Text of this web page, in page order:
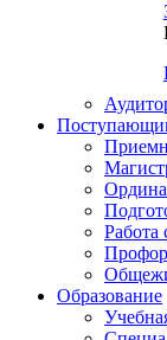
Работа
Образование